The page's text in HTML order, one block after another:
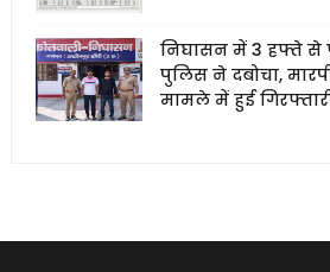
निघासन में 3 हफ्ते से
पुलिस ने दबोचा,
मामले में हुई